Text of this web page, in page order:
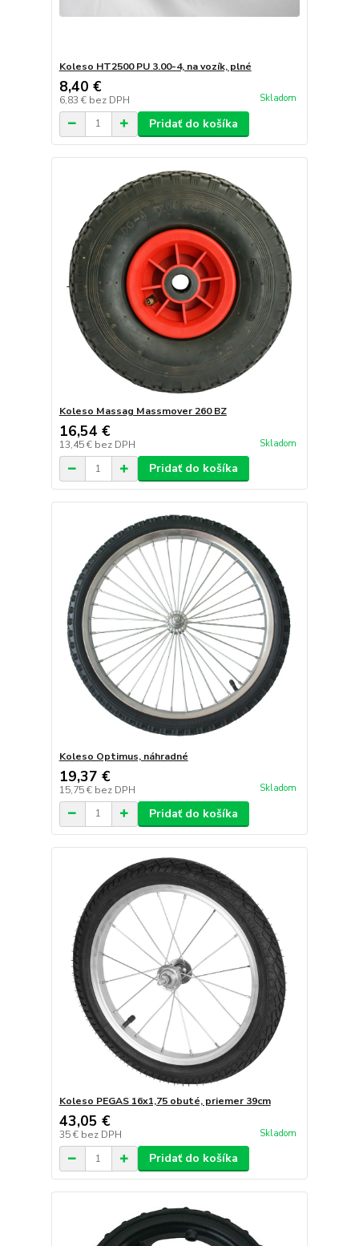
Koleso HT2500 PU 3.00-4, na vozík, plné
8,40 €
6,83 € bez DPH Skladom
Pridať do košíka
Koleso Massag Massmover 260 BZ
16,54 €
13,45 € bez DPH Skladom
Pridať do košíka
Koleso Optimus, náhradné
19,37 €
15,75 € bez DPH Skladom
Pridať do košíka
Koleso PEGAS 16x1,75 obuté, priemer 39cm
43,05 €
35 € bez DPH Skladom
Pridať do košíka